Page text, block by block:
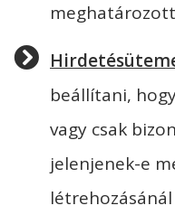
beállítani,
vagy csak
jelenjenek-e